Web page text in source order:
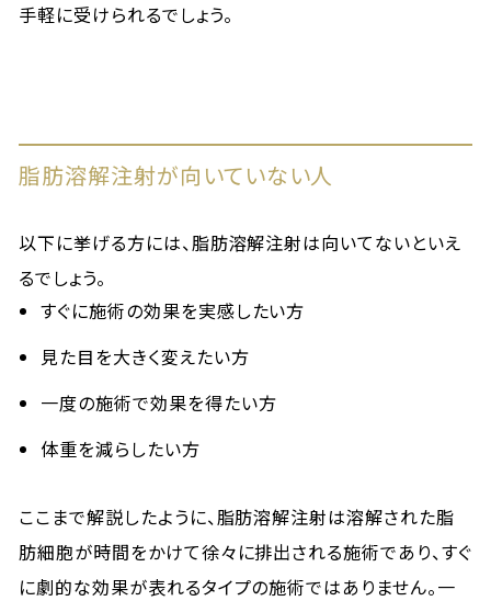
手軽に受けられるでしょう。
脂肪溶解注射が向いていない人
以下に挙げる方には、脂肪溶解注射は向いてないといえ
るでしょう。
すぐに施術の効果を実感したい方
見た目を大きく変えたい方
一度の施術で効果を得たい方
体重を減らしたい方
ここまで解説したように、脂肪溶解注射は溶解された脂
肪細胞が時間をかけて徐々に排出される施術であり、すぐ
に劇的な効果が表れるタイプの施術ではありません。一